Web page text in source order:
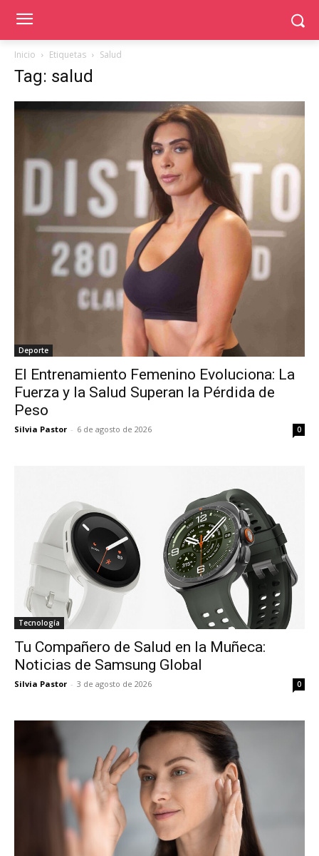
Inicio Etiquetas Salud
Tag: salud
Deporte
El Entrenamiento Femenino Evoluciona: La
Fuerza y la Salud Superan la Pérdida de
Peso
Silvia Pastor - 6 de agosto de 2026 0
Tecnología
Tu Compañero de Salud en la Muñeca:
Noticias de Samsung Global
Silvia Pastor - 3 de agosto de 2026 0